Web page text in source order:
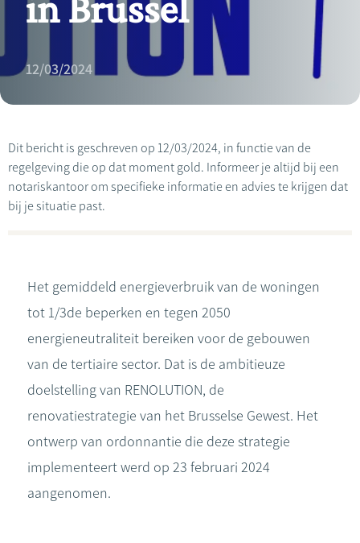
12/03/2024
Dit bericht is geschreven op 12/03/2024, in functie van de
regelgeving die op dat moment gold. Informeer je altijd bij een
notariskantoor om specifieke informatie en advies te krijgen dat
bij je situatie past.
Het gemiddeld energieverbruik van de woningen
tot 1/3de beperken en tegen 2050
energieneutraliteit bereiken voor de gebouwen
van de tertiaire sector. Dat is de ambitieuze
doelstelling van RENOLUTION, de
renovatiestrategie van het Brusselse Gewest. Het
ontwerp van ordonnantie die deze strategie
implementeert werd op 23 februari 2024
aangenomen.